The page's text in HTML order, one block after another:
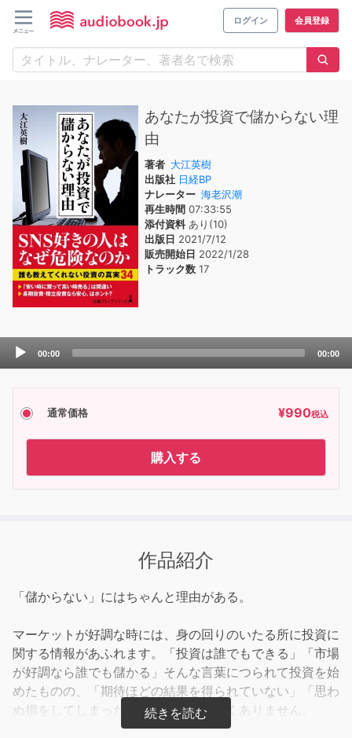
ログイン 会員登録
あなたが投資で儲からない理
由
著者 大江英樹
出版社 日経BP
ナレーター 海老沢潮
再生時間 07:33:55
添付資料あり(10)
出版日 2021/7/12
販売開始日 2022/1/28
トラック数 17
Audio
00:00 00:00
通常価格 ¥990税込
購入する
作品紹介
「儲からない」にはちゃんと理由がある。
マーケットが好調な時には、身の回りのいたる所に投資に
関する情報があふれます。「投資は誰でもできる」「市場
が好調なら誰でも儲かる」そんな言葉につられて投資を始
めたものの、「期待ほどの結果を得られていない」「思わ
ぬ損をしてしまった」という声は少なくありません。